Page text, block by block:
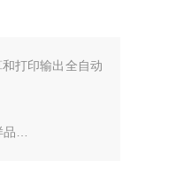
打印输出全自动